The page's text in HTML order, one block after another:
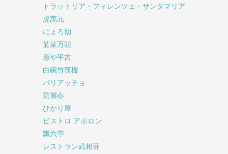
トラットリア・フィレンツェ・サンタマリア
虎萬元
にょろ助
韮菜万頭
葱や平吉
白碗竹筷樓
パリアッチョ
碧麗春
ひかり屋
ビストロ アポロン
瓢六亭
レストラン武相荘